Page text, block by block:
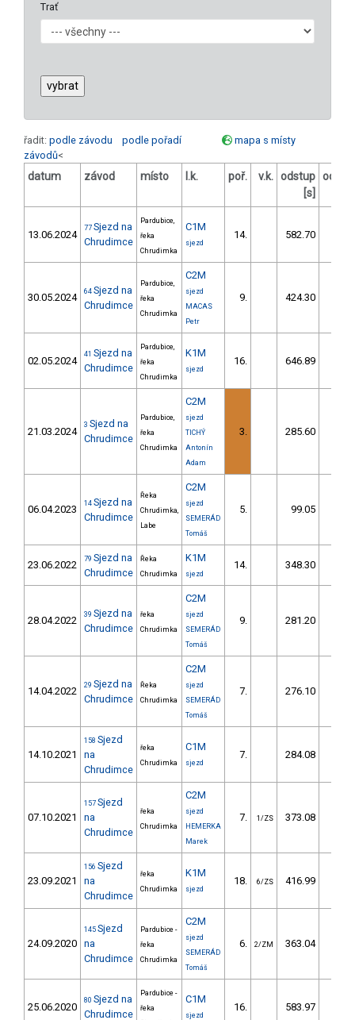
Trať
řadit: podle závodu podle pořadí
mapa s místy
závodů<
datum závod místo l.k. poř. v.k. odstup
[s]
13.06.2024
77 Sjezd na
Chrudimce
Pardubice,
řeka
Chrudimka
C1M
sjezd
14. 582.70
30.05.2024 64 Sjezd na
Chrudimce
Pardubice,
řeka
Chrudimka
C2M
sjezd
MACAS
Petr
9. 424.30
02.05.2024
41 Sjezd na
Chrudimce
Pardubice,
řeka
Chrudimka
K1M
sjezd
16. 646.89
21.03.2024
3 Sjezd na
Chrudimce
Pardubice,
řeka
Chrudimka
C2M
sjezd
TICHÝ
Antonín
Adam
3. 285.60
06.04.2023 14 Sjezd na
Chrudimce
Řeka
Chrudimka,
Labe
C2M
sjezd
SEMERÁD
Tomáš
5. 99.05
23.06.2022 79 Sjezd na
Chrudimce
Řeka
Chrudimka
K1M
sjezd
14. 348.30
28.04.2022 39 Sjezd na
Chrudimce
řeka
Chrudimka
C2M
sjezd
SEMERÁD
Tomáš
9. 281.20
14.04.2022 29 Sjezd na
Chrudimce
Řeka
Chrudimka
C2M
sjezd
SEMERÁD
Tomáš
7. 276.10
14.10.2021
158 Sjezd
na
Chrudimce
řeka
Chrudimka
C1M
sjezd
7. 284.08
07.10.2021
157 Sjezd
na
Chrudimce
řeka
Chrudimka
C2M
sjezd
HEMERKA
Marek
7. 1/ZS 373.08
23.09.2021
156 Sjezd
na
Chrudimce
řeka
Chrudimka
K1M
sjezd
18. 6/ZS 416.99
24.09.2020
145 Sjezd
na
Chrudimce
Pardubice -
řeka
Chrudimka
C2M
sjezd
SEMERÁD
Tomáš
6. 2/ZM 363.04
25.06.2020
80 Sjezd na
Chrudimce
Pardubice -
řeka
C1M
sjezd
16. 583.97